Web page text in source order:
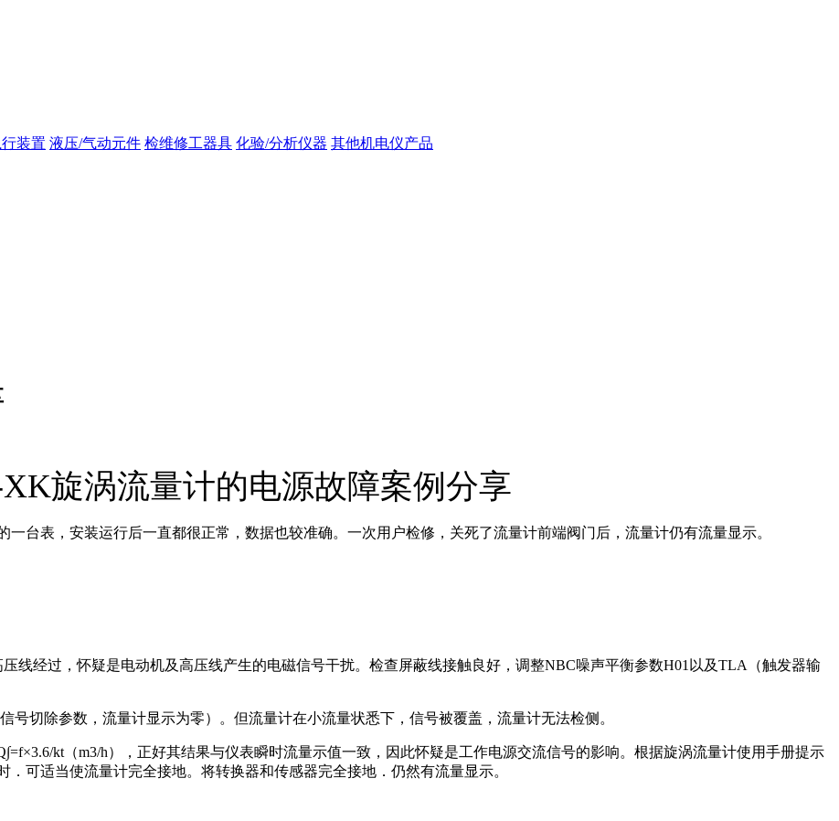
装置 液压/气动元件 检维修工器具 化验/分析仪器 其他机电仪产品
XK旋涡流量计的电源故障案例分享
台表，安装运行后一直都很正常，数据也较准确。一次用户检修，关死了流量计前端阀门后，流量计仍有流量显示。
线经过，怀疑是电动机及高压线产生的电磁信号干扰。检查屏蔽线接触良好，调整NBC噪声平衡参数H01以及TLA（触发器输
号切除参数，流量计显示为零）。但流量计在小流量状悉下，信号被覆盖，流量计无法检侧。
kt（m3/h），正好其结果与仪表瞬时流量示值一致，因此怀疑是工作电源交流信号的影响。根据旋涡流量计使用手册提示
可适当使流量计完全接地。将转换器和传感器完全接地．仍然有流量显示。